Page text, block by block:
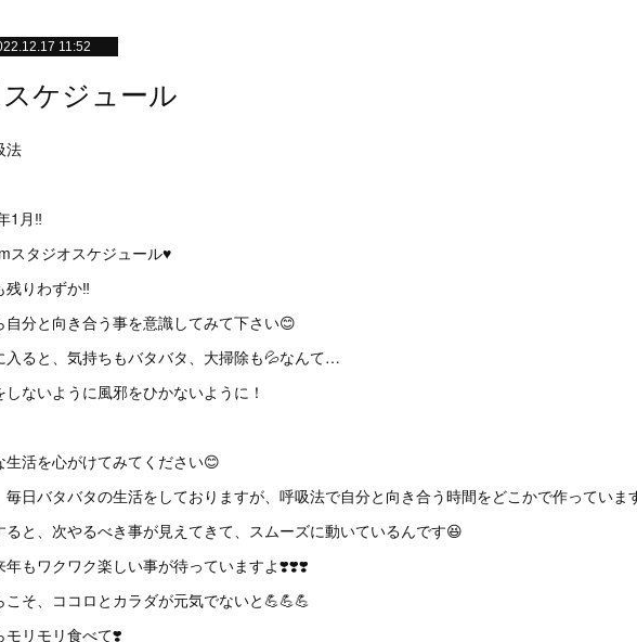
11:52
スケジュール
法
1月‼️
スタジオスケジュール♥️
残りわずか‼️
自分と向き合う事を意識してみて下さい😊
入ると、気持ちもバタバタ、大掃除も💦なんて…
しないように風邪をひかないように！
生活を心がけてみてください😊
毎日バタバタの生活をしておりますが、呼吸法で自分と向き合う時間をどこかで作っていま
ると、次やるべき事が見えてきて、スムーズに動いているんです😆
年もワクワク楽しい事が待っていますよ❣️❣️❣️
こそ、ココロとカラダが元気でないと💪💪💪
モリモリ食べて❣️